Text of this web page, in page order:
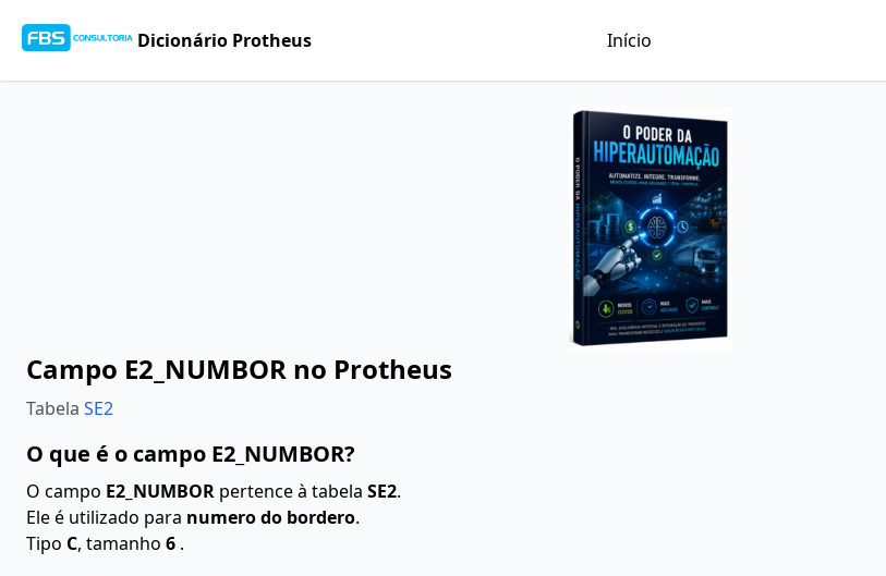
Dicionário Protheus Início
Campo E2_NUMBOR no Protheus
Tabela SE2
O que é o campo E2_NUMBOR?
O campo E2_NUMBOR pertence à tabela SE2.
Ele é utilizado para numero do bordero.
Tipo C, tamanho 6 .